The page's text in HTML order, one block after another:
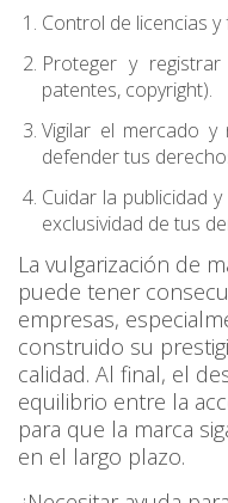
Control de licencias y
Proteger y
patentes, copyright).
Vigilar el mercado y
defender tus
Cuidar la publicidad
exclusividad de tus
La vulgarización de
puede tener
empresas,
construido su
calidad. Al final, el
equilibrio entre la
para que la marca
en el largo plazo.